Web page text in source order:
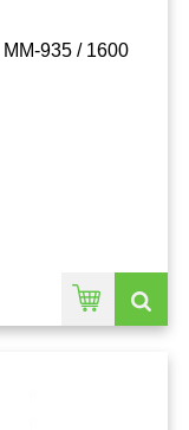
935 / 1600